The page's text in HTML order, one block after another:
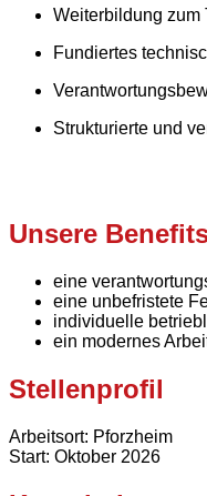
Weiterbildung zum
Fundiertes
Strukturierte und
Unsere
eine
eine unbefristete
individuelle
ein modernes
Stellenprofil
Arbeitsort: Pforzheim
Start: Oktober 2026